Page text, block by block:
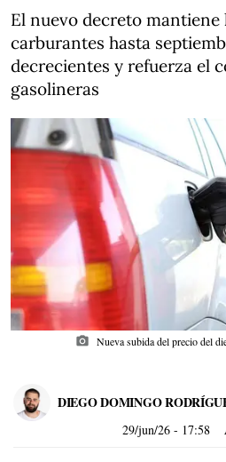
El nuevo decreto mantiene
carburantes hasta
decrecientes y refuerza el
gasolineras
photo_camera Nueva subida del precio del
DIEGO DOMINGO
29/jun/26 - 17:58